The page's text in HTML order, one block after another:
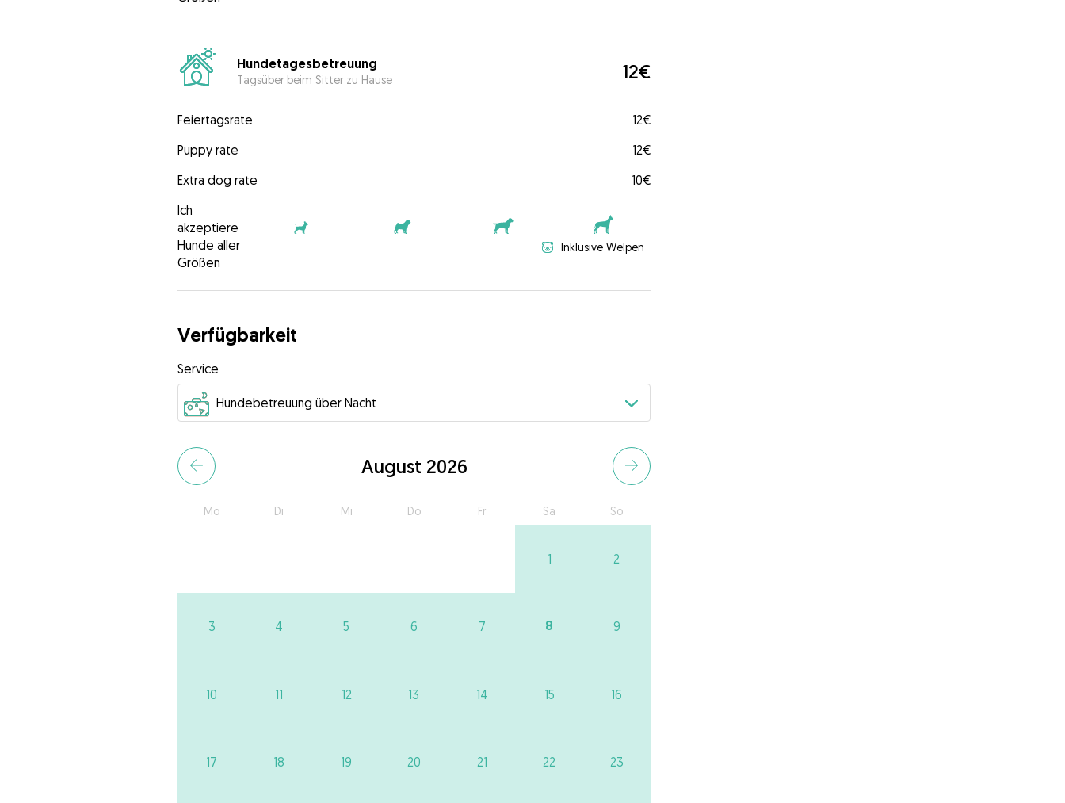
Hundetagesbetreuung
Tagsüber beim Sitter zu Hause 12€
Feiertagsrate
12€
Puppy rate
12€
Extra dog rate
10€
Ich
akzeptiere
Hunde aller
Größen
Inklusive Welpen
Verfügbarkeit
Service
August 2026
Mo Di Mi Do Fr Sa So
1 2
3 4 5 6 7 8 9
10 11 12 13 14 15 16
17 18 19 20 21 22 23